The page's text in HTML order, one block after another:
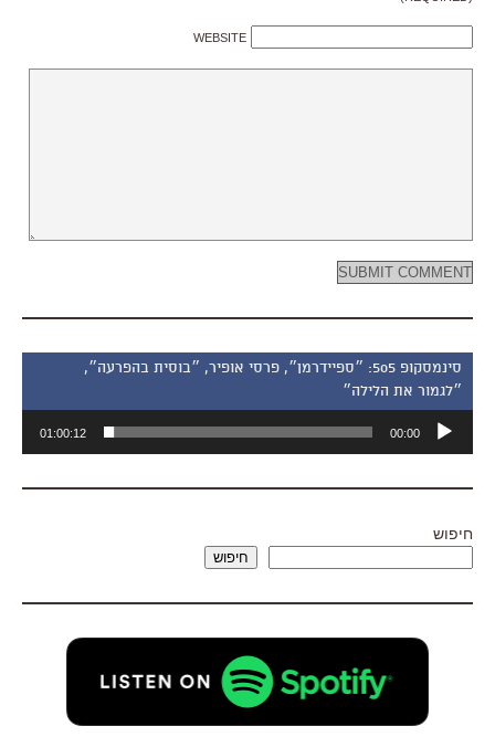
WEBSITE
סינמסקופ 505: ״ספיידרמן״, פרסי אופיר, ״בוסית בהפרעה״,
״לגמור את הלילה״
אודיו
00:00
01:00:12
חיפוש
חיפוש